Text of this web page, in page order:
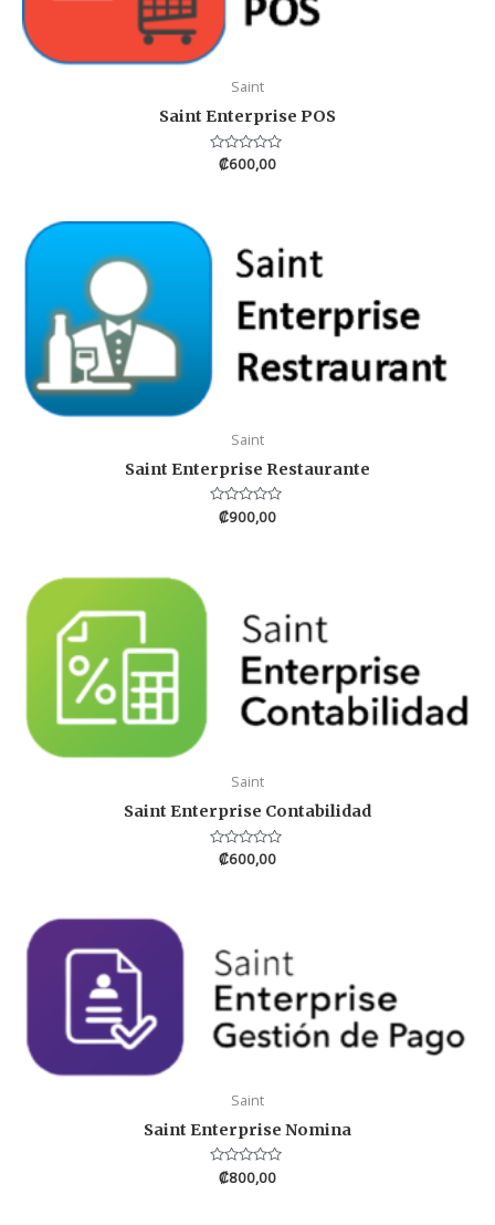
Saint
Saint Enterprise POS
Valorado
en
₡600,00
Saint
Saint Enterprise Restaurante
Valorado
en
₡900,00
Saint
Saint Enterprise Contabilidad
Valorado
en
₡600,00
Saint
Saint Enterprise Nomina
Valorado
en
₡800,00